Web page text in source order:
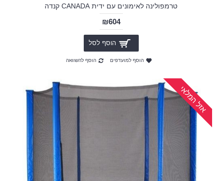
טרמפולינה לאימונים עם ידית CANADA קנדה
₪604
הוסף לסל
הוסף למועדפים הוסף להשוואה
אזל המלאי